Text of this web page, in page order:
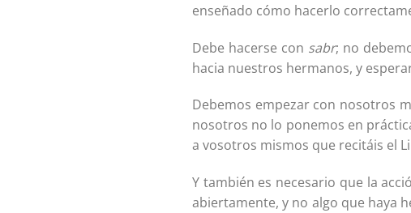
enseñado cómo hacerlo
Debe hacerse con sabr; no
hacia nuestros hermanos, y
Debemos empezar con nosotros
nosotros no lo ponemos en
a vosotros mismos que recitáis el
Y también es necesario que la
abiertamente, y no algo que haya